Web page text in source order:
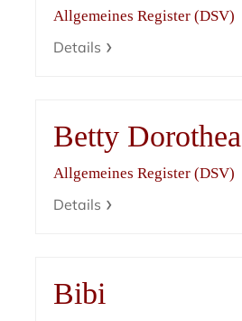
Allgemeines Register (DSV)
Details
Betty Dorothea
Allgemeines Register (DSV)
Details
Bibi